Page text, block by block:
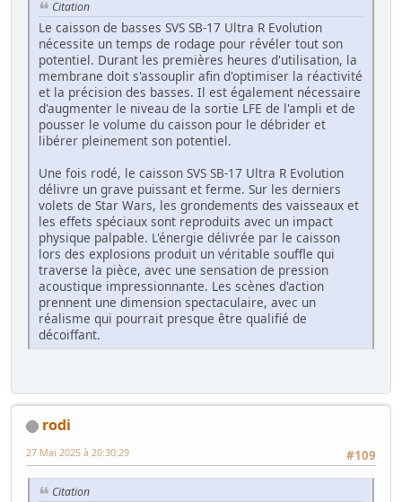
Citation
Le caisson de basses SVS SB-17 Ultra R Evolution
nécessite un temps de rodage pour révéler tout son
potentiel. Durant les premières heures d'utilisation, la
membrane doit s'assouplir afin d'optimiser la réactivité
et la précision des basses. Il est également nécessaire
d'augmenter le niveau de la sortie LFE de l'ampli et de
pousser le volume du caisson pour le débrider et
libérer pleinement son potentiel.
Une fois rodé, le caisson SVS SB-17 Ultra R Evolution
délivre un grave puissant et ferme. Sur les derniers
volets de Star Wars, les grondements des vaisseaux et
les effets spéciaux sont reproduits avec un impact
physique palpable. L'énergie délivrée par le caisson
lors des explosions produit un véritable souffle qui
traverse la pièce, avec une sensation de pression
acoustique impressionnante. Les scènes d'action
prennent une dimension spectaculaire, avec un
réalisme qui pourrait presque être qualifié de
décoiffant.
rodi
#109
27 Mai 2025 à 20:30:29
Citation